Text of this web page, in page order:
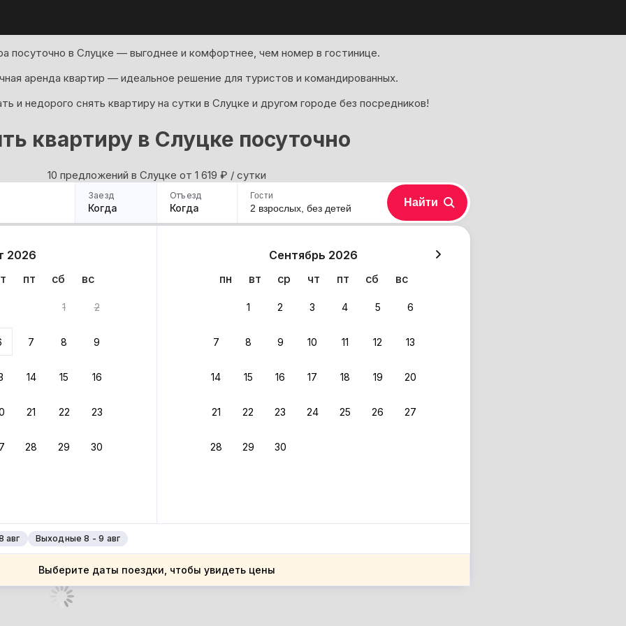
посуточно в Слуцке — выгоднее и комфортнее, чем номер в гостинице.
аренда квартир — идеальное решение для туристов и командированных.
и недорого снять квартиру на сутки в Слуцке и другом городе без посредников!
квартиру в Слуцке посуточно
10 предложений в Слуцке oт 1 619 ₽ / сутки
Заезд
Когда
Отъезд
Когда
2026
пт сб вс
1 2
7 8 9
14 15 16
21 22 23
28 29 30
Сентябрь 2026
пн
вт ср чт пт сб вс
1 2 3 4 5 6
7 8 9 10 11 12 13
14 15 16 17 18 19 20
21 22 23 24 25 26 27
28 29 30
авг Выходные 8 - 9 авг
Выберите даты поездки, чтобы увидеть цены
Гости
2 взрослых, без детей Найти
4%